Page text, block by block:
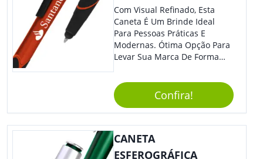
E Ofereça A Seus Clientes E
Colaboradores. Útil E
Funcional, Com Certeza Todo
Mundo Irá Amar.
Com Visual Refinado, Esta
Caneta É Um Brinde Ideal
Para Pessoas Práticas E
Modernas. Ótima Opção Para
Levar Sua Marca De Forma
Sua Empresa Em Eventos,
Reuniões Corporativas Ou Até
Mesmo Para Presentear
Colaboradores E Parceiros De
Sua Empresa.
Confira!
CANETA
ESFEROGRÁFICA